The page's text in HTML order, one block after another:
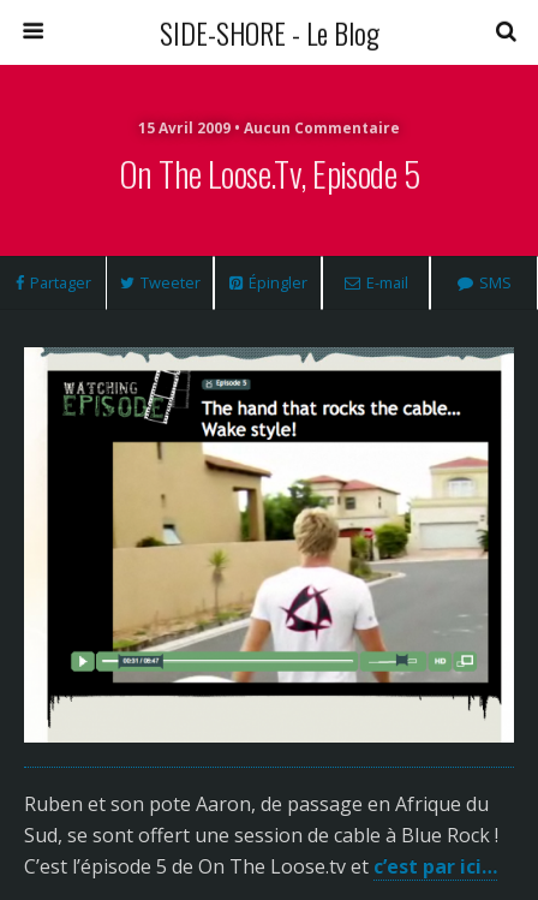
SIDE-SHORE - Le Blog
15 Avril 2009 • Aucun Commentaire
On The Loose.tv, Episode 5
Partager Tweeter Épingler E-mail SMS
Ruben et son pote Aaron, de passage en Afrique du
Sud, se sont offert une session de cable à Blue Rock !
C’est l’épisode 5 de On The Loose.tv et c’est par ici…